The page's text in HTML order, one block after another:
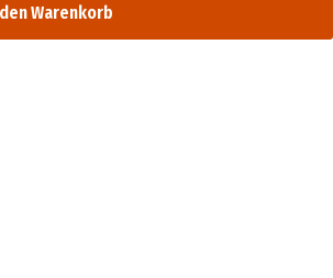
Warenkorb